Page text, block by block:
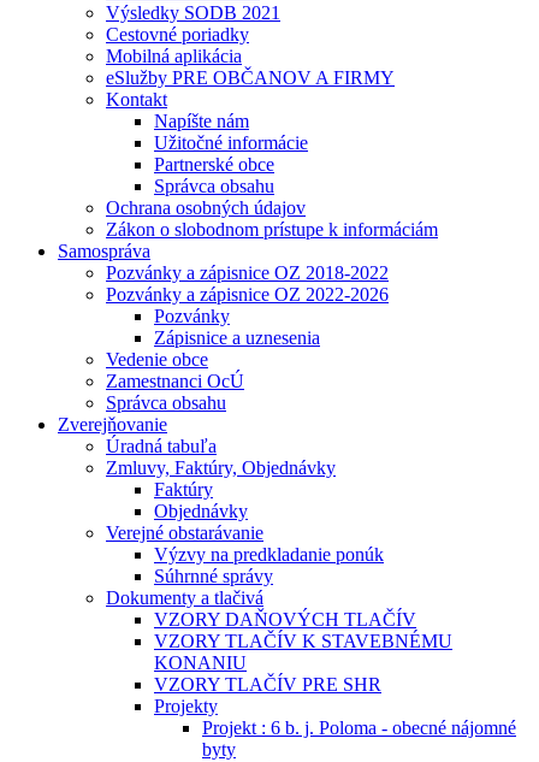
Výsledky SODB 2021
Cestovné poriadky
Mobilná aplikácia
eSlužby PRE OBČANOV A FIRMY
Kontakt
Napíšte nám
Užitočné informácie
Partnerské obce
Správca obsahu
Ochrana osobných údajov
Zákon o slobodnom prístupe k informáciám
Samospráva
Pozvánky a zápisnice OZ 2018-2022
Pozvánky a zápisnice OZ 2022-2026
Pozvánky
Zápisnice a uznesenia
Vedenie obce
Zamestnanci OcÚ
Správca obsahu
Zverejňovanie
Úradná tabuľa
Zmluvy, Faktúry, Objednávky
Faktúry
Objednávky
Verejné obstarávanie
Výzvy na predkladanie ponúk
Súhrnné správy
Dokumenty a tlačivá
VZORY DAŇOVÝCH TLAČÍV
VZORY TLAČÍV K STAVEBNÉMU
KONANIU
VZORY TLAČÍV PRE SHR
Projekty
Projekt : 6 b. j. Poloma - obecné nájomné
byty